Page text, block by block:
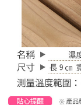
１．透過由恩沛科
易，需依本服務之
權轉讓予恩沛科技股
２．關於個人資料
https://aftee.tw/
３．未成年的使用
「AFTEE先享後付
任。
４．使用「AFTEE
時審查核予不同之
每筆NT$65，滿